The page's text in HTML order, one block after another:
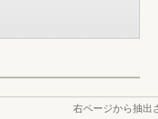
右ページから抽出